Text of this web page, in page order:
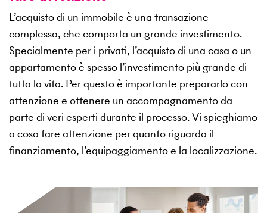
L’acquisto di un immobile è una transazione
complessa, che comporta un grande investimento.
Specialmente per i privati, l’acquisto di una casa o un
appartamento è spesso l’investimento più grande di
tutta la vita. Per questo è importante prepararlo con
attenzione e ottenere un accompagnamento da
parte di veri esperti durante il processo. Vi spieghiamo
a cosa fare attenzione per quanto riguarda il
finanziamento, l’equipaggiamento e la localizzazione.